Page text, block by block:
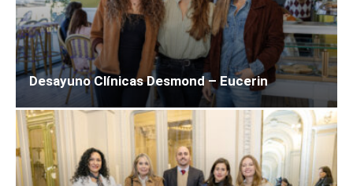
Desayuno Clínicas Desmond – Eucerin